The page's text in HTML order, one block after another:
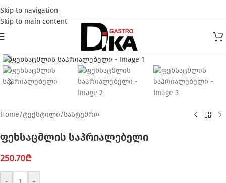
Skip to navigation
Skip to main content
Home/ტექსტილი/სასტუმრო
ფეხსაცმლის საპრიალებელი
250.70₾